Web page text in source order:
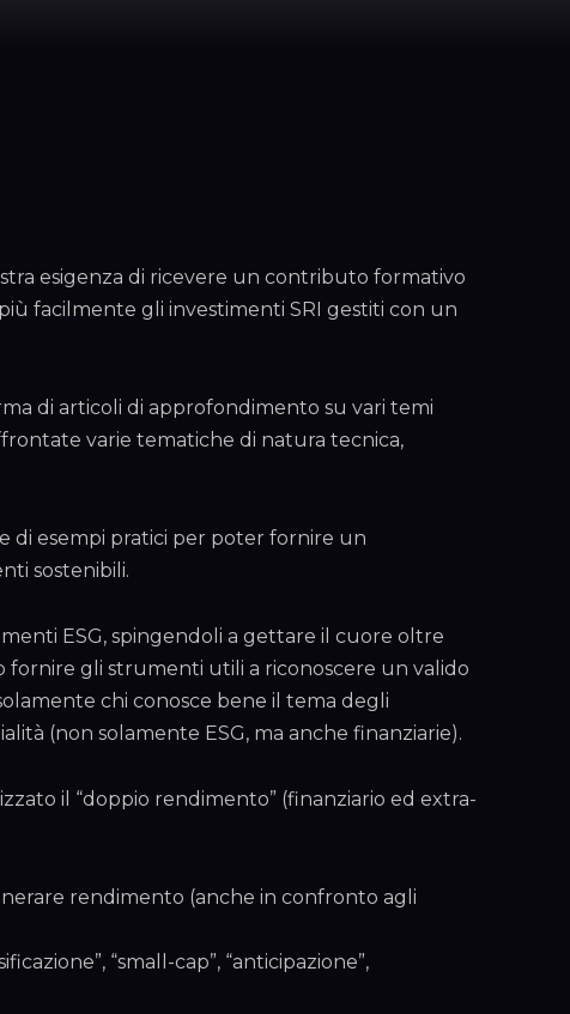
esigenza di ricevere un contributo formativo
facilmente gli investimenti SRI gestiti con un
di articoli di approfondimento su vari temi
varie tematiche di natura tecnica,
di esempi pratici per poter fornire un
sostenibili.
ESG, spingendoli a gettare il cuore oltre
fornire gli strumenti utili a riconoscere un valido
chi conosce bene il tema degli
(non solamente ESG, ma anche finanziarie).
il “doppio rendimento” (finanziario ed extra-
rendimento (anche in confronto agli
“small-cap”, “anticipazione”,